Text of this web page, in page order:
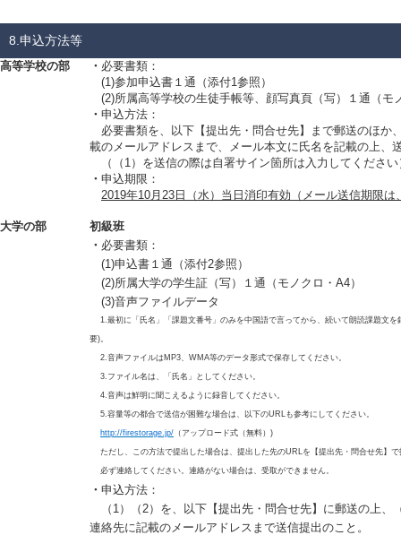
8.申込方法等
高等学校の部 ・ 必要書類：
(1)参加申込書１通（添付1参照）
(2)所属高等学校の生徒手帳等、顔写真頁（写）１通（モ
・ 申込方法：
必要書類を、以下【提出先・問合せ先】まで郵送のほか
載のメールアドレスまで、メール本文に氏名を記載の上、
（（1）を送信の際は自署サイン箇所は入力してください
・ 申込期限：
2019年10月23日（水）当日消印有効（メール送信期限は
大学の部
初級班
・ 必要書類：
(1)申込書１通（添付2参照）
(2)所属大学の学生証（写）１通（モノクロ・A4）
(3)音声ファイルデータ
1.最初に「氏名」「課題文番号」のみを中国語で言ってから、続いて朗読課題文を
要)。
2.音声ファイルはMP3、WMA等のデータ形式で保存してください。
3.ファイル名は、「氏名」としてください。
4.音声は鮮明に聞こえるように録音してください。
5.容量等の都合で送信が困難な場合は、以下のURLも参考にしてください。
http://firestorage.jp/ （アップロード式（無料）)
ただし、この方法で提出した場合は、提出した先のURLを【提出先・問合せ先】で
必ず連絡してください。連絡がない場合は、受取ができません。
・ 申込方法：
（1）（2）を、以下【提出先・問合せ先】に郵送の上、
連絡先に記載のメールアドレスまで送信提出のこと。